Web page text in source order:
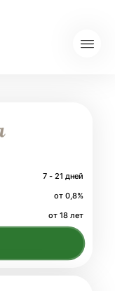
7 - 21 дней
от 0,8%
от 18 лет